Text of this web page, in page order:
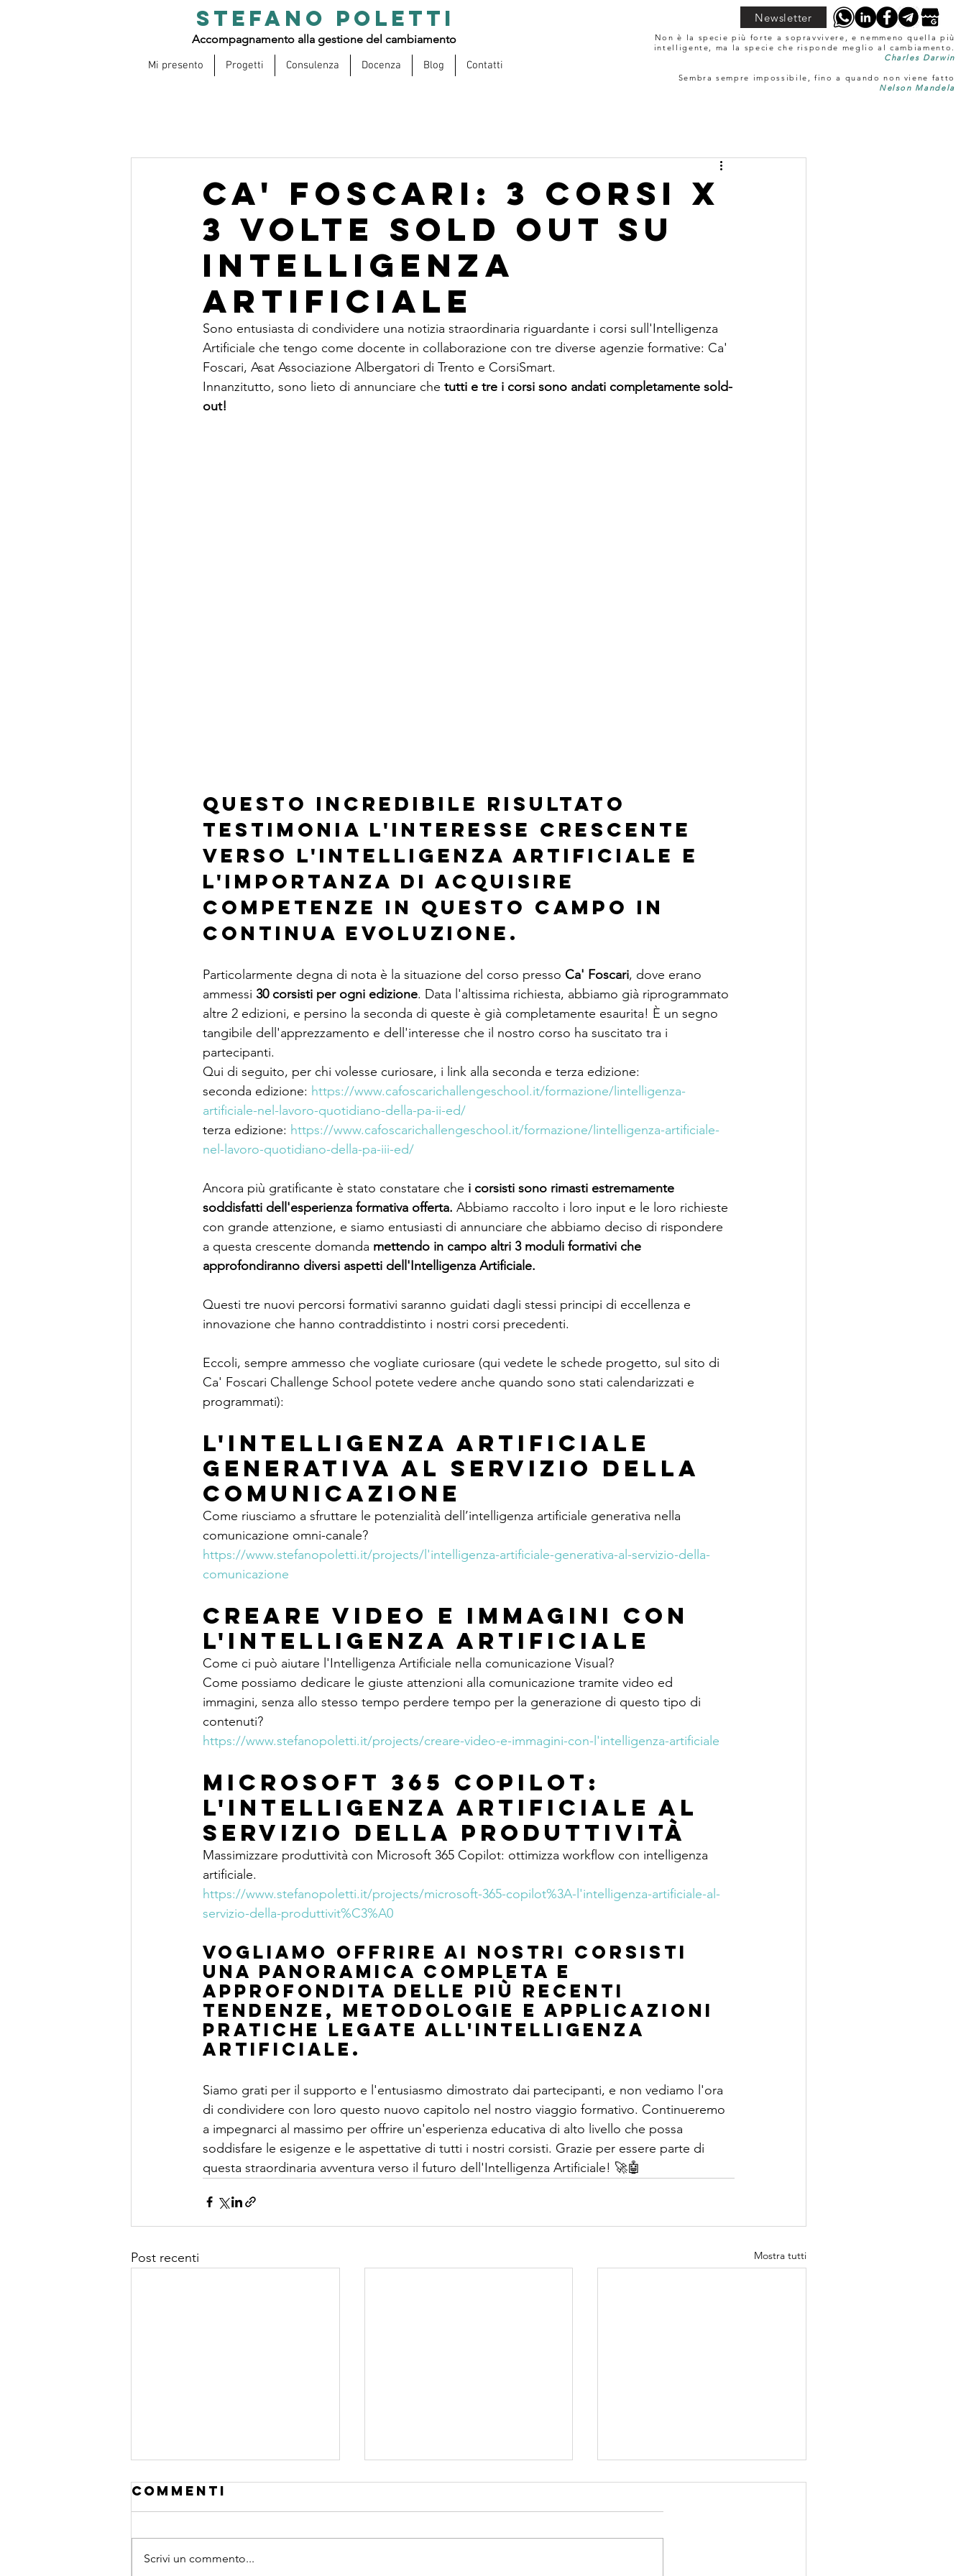
STEFANO POLETTI
Accompagnamento alla gestione del cambiamento
Mi presento Progetti Consulenza Docenza Blog Contatti
Newsletter
Non è la specie più forte a sopravvivere, e nemmeno quella più
intelligente, ma la specie che risponde meglio al cambiamento.
Charles Darwin
Sembra sempre impossibile, fino a quando non viene fatto
Nelson Mandela
Ca' Foscari: 3 corsi x
3 volte Sold Out su
Intelligenza
Artificiale
Sono entusiasta di condividere una notizia straordinaria riguardante i corsi sull'Intelligenza
Artificiale che tengo come docente in collaborazione con tre diverse agenzie formative: Ca'
Foscari, Asat Associazione Albergatori di Trento e CorsiSmart.
Innanzitutto, sono lieto di annunciare che tutti e tre i corsi sono andati completamente sold-
out!
Questo incredibile risultato
testimonia l'interesse crescente
verso l'Intelligenza Artificiale e
l'importanza di acquisire
competenze in questo campo in
continua evoluzione.
Particolarmente degna di nota è la situazione del corso presso Ca' Foscari, dove erano
ammessi 30 corsisti per ogni edizione. Data l'altissima richiesta, abbiamo già riprogrammato
altre 2 edizioni, e persino la seconda di queste è già completamente esaurita! È un segno
tangibile dell'apprezzamento e dell'interesse che il nostro corso ha suscitato tra i
partecipanti.
Qui di seguito, per chi volesse curiosare, i link alla seconda e terza edizione:
seconda edizione: https://www.cafoscarichallengeschool.it/formazione/lintelligenza-
artificiale-nel-lavoro-quotidiano-della-pa-ii-ed/
terza edizione: https://www.cafoscarichallengeschool.it/formazione/lintelligenza-artificiale-
nel-lavoro-quotidiano-della-pa-iii-ed/
Ancora più gratificante è stato constatare che i corsisti sono rimasti estremamente
soddisfatti dell'esperienza formativa offerta. Abbiamo raccolto i loro input e le loro richieste
con grande attenzione, e siamo entusiasti di annunciare che abbiamo deciso di rispondere
a questa crescente domanda mettendo in campo altri 3 moduli formativi che
approfondiranno diversi aspetti dell'Intelligenza Artificiale.
Questi tre nuovi percorsi formativi saranno guidati dagli stessi principi di eccellenza e
innovazione che hanno contraddistinto i nostri corsi precedenti.
Eccoli, sempre ammesso che vogliate curiosare (qui vedete le schede progetto, sul sito di
Ca' Foscari Challenge School potete vedere anche quando sono stati calendarizzati e
programmati):
L'intelligenza artificiale
generativa al servizio della
comunicazione
Come riusciamo a sfruttare le potenzialità dell’intelligenza artificiale generativa nella
comunicazione omni-canale?
https://www.stefanopoletti.it/projects/l'intelligenza-artificiale-generativa-al-servizio-della-
comunicazione
Creare video e immagini con
l'Intelligenza Artificiale
Come ci può aiutare l'Intelligenza Artificiale nella comunicazione Visual?
Come possiamo dedicare le giuste attenzioni alla comunicazione tramite video ed
immagini, senza allo stesso tempo perdere tempo per la generazione di questo tipo di
contenuti?
https://www.stefanopoletti.it/projects/creare-video-e-immagini-con-l'intelligenza-artificiale
Microsoft 365 Copilot:
l'intelligenza artificiale al
servizio della produttività
Massimizzare produttività con Microsoft 365 Copilot: ottimizza workflow con intelligenza
artificiale.
https://www.stefanopoletti.it/projects/microsoft-365-copilot%3A-l'intelligenza-artificiale-al-
servizio-della-produttivit%C3%A0
Vogliamo offrire ai nostri corsisti
una panoramica completa e
approfondita delle più recenti
tendenze, metodologie e applicazioni
pratiche legate all'Intelligenza
Artificiale.
Siamo grati per il supporto e l'entusiasmo dimostrato dai partecipanti, e non vediamo l'ora
di condividere con loro questo nuovo capitolo nel nostro viaggio formativo. Continueremo
a impegnarci al massimo per offrire un'esperienza educativa di alto livello che possa
soddisfare le esigenze e le aspettative di tutti i nostri corsisti. Grazie per essere parte di
questa straordinaria avventura verso il futuro dell'Intelligenza Artificiale! 🚀🤖
Post recenti Mostra tutti
Commenti
Scrivi un commento...